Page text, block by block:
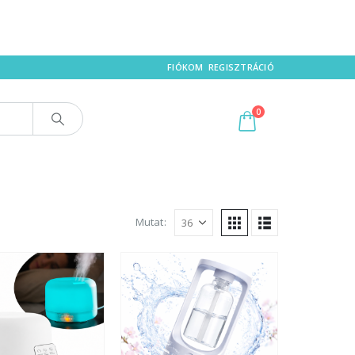
FIÓKOM REGISZTRÁCIÓ
0
Mutat: